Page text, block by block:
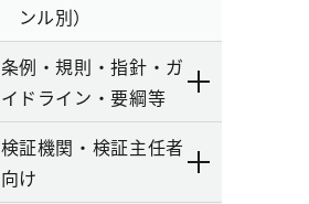
ンル別）
条例・規則・指針・ガ
イドライン・要綱等
検証機関・検証主任者
向け